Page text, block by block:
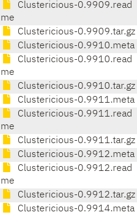
Clustericious-0.9909.read
me
Clustericious-0.9909.tar.gz
Clustericious-0.9910.meta
Clustericious-0.9910.read
me
Clustericious-0.9910.tar.gz
Clustericious-0.9911.meta
Clustericious-0.9911.read
me
Clustericious-0.9911.tar.gz
Clustericious-0.9912.meta
Clustericious-0.9912.read
me
Clustericious-0.9912.tar.gz
Clustericious-0.9914.meta